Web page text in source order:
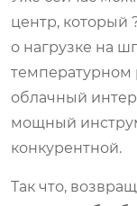
центр, который
о нагрузке на
температурном
облачный
мощный
конкурентной.
Так что,